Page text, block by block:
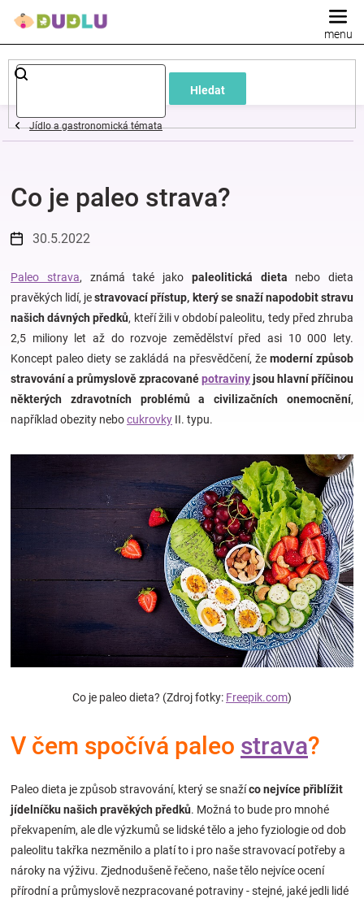
Hledat
Dětské
a
oblečení
Pokojíček
a
kojenecká
výbava
Hračky
pro
Značky
Blog
Hračkářství
Přihlášení
Jídlo a gastronomická témata
Co je paleo strava?
30.5.2022
Paleo strava, známá také jako paleolitická dieta nebo dieta
pravěkých lidí, jestravovací přístup, který se snaží napodobit stravu
našich dávných předků, kteří žili v období paleolitu, tedy před zhruba
2,5 miliony let až do rozvoje zemědělství před asi 10 000 lety.
Koncept paleo diety se zakládá na přesvědčení, že moderní způsob
stravování a průmyslově zpracovanépotravinyjsou hlavní příčinou
některých zdravotních problémů a civilizačních onemocnění,
například obezity nebocukrovky II. typu.
Co je paleo dieta? (Zdroj fotky: Freepik.com)
V čem spočívá paleo strava?
Paleo dieta je způsob stravování, který se snažíco nejvíce přiblížit
jídelníčku našich pravěkých předků. Možná to bude pro mnohé
překvapením, ale dle výzkumů se lidské tělo a jeho fyziologie od dob
paleolitu takřka nezměnilo a platí to i pro naše stravovací potřeby a
nároky na výživu. Zjednodušeně řečeno, naše tělo nejvíce ocení
přírodní a průmyslově nezpracované potraviny - stejné, jaké jedli lidé